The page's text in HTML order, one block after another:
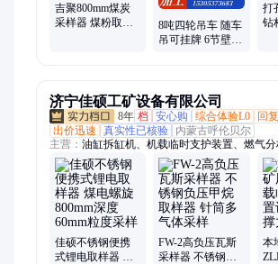
吉聚800mm煤炭
采样器 煤粉取样
8吨四轮吊车 随车
吊可挂牌 6节壁伸
打
钻
济宁佳硕工矿设备有限公司
8年 档 安心购 综合体验L0
回
出价迅速
真实性已核验
内蒙古呼伦贝尔
主营： 油缸拆缸机、机载临时支护装置、燃气
气相色谱仪、液压纠偏装置、货叉、电液推杆、
雾炮机、顶空进样器、氢气发生器、道口板、缓
机、防溢裙板、防爆电阻箱、皮带探伤仪、钻孔
样机、避难硐室门、防水密闭门、无压风门、内
地洗车机、围挡喷淋
佳硕不锈钢便携
式锂电取样器 煤
FW-2高负压瓦斯
采样器 不锈钢负
本